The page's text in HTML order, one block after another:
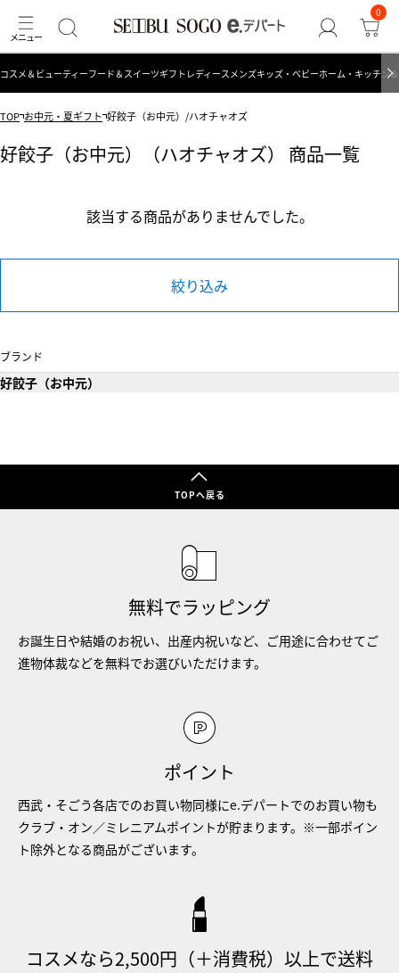
0
コスメ＆ビューティーフード＆スイーツギフト レディース メンズキッズ・ベビーホーム・キッチン
TOP お中元・夏ギフト 好餃子（お中元）/ハオチャオズ
好餃子（お中元）（ハオチャオズ） 商品一覧
該当する商品がありませんでした。
絞り込み
ブランド
好餃子（お中元）
TOPへ戻る
無料でラッピング
お誕生日や結婚のお祝い、出産内祝いなど、ご用途に合わせてご
進物体裁などを無料でお選びいただけます。
ポイント
西武・そごう各店でのお買い物同様にe.デパートでのお買い物も
クラブ・オン／ミレニアムポイントが貯まります。※一部ポイン
ト除外となる商品がございます。
コスメなら2,500円（＋消費税）以上で送料